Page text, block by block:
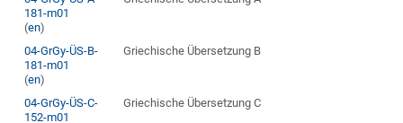
181-m01
(en)
04-GrGy-ÜS-B-
181-m01
(en)
Griechische Übersetzung B
04-GrGy-ÜS-C-
152-m01
Griechische Übersetzung C